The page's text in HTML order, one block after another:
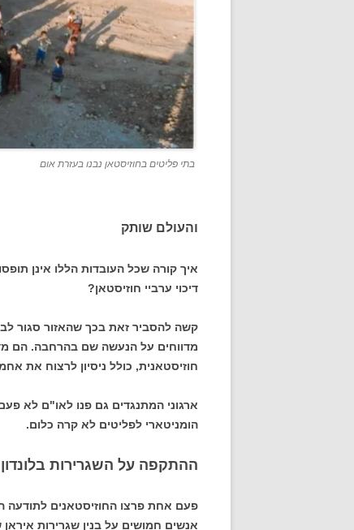
בתי פליטים בחוזיסטאן נבנו בעזרת אום
והעולם שותק
דיכוי ערביי חוזיסטאן?
קשה להסביר זאת בכך שהאזור סגור
מדווחים על הנעשה שם בהרחבה. הם
חוזיסטאנית, כולל ניסיון לרצוח את
ארגוני המתנגדים גם פנו לאו"ם לא
הומניטארי לפליטים לא קרה כלום.
ההתקפה על השגרירות בלונדון